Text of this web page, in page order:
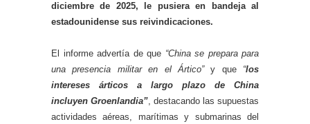
diciembre de 2025, le pusiera en bandeja al
estadounidense sus reivindicaciones.
El informe advertía de que “China se prepara para
una presencia militar en el Ártico”y que “los
intereses árticos a largo plazo de China
incluyen Groenlandia”, destacando las supuestas
actividades aéreas, marítimas y submarinas del